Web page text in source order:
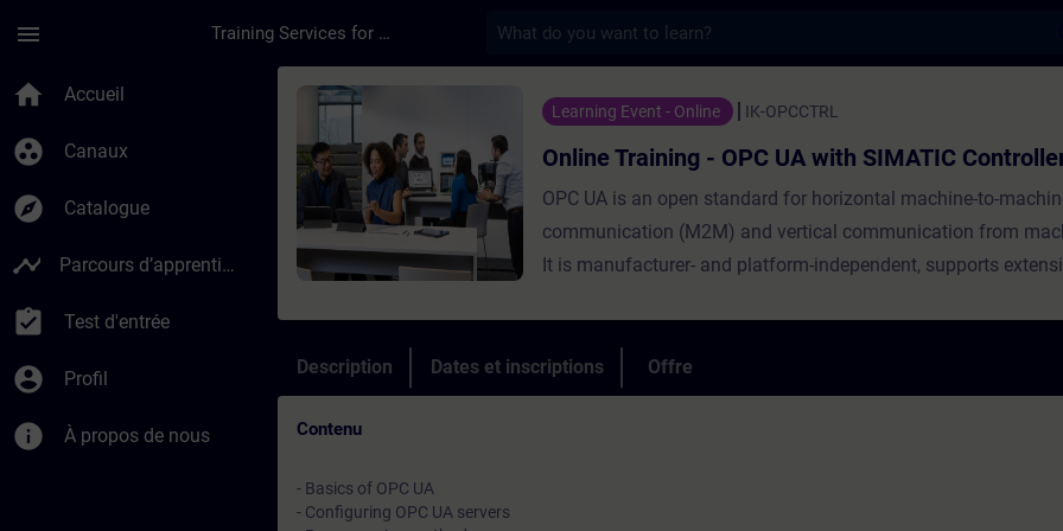
menu Training Services for Digital Industries
home Accueil
group_work Canaux
explore Catalogue
timeline Parcours d’apprentissage
assignment_turned_in Test d'entrée
account_circle Profil
info À propos de nous
Cours - Online Training - OPC UA with SIMATIC Controllers -
Learning Event - Online IK-OPCCTRL
Online Training - OPC UA with SIMATIC
OPC UA is an open standard for horizontal machine-to-
communication (M2M) and vertical communication from
It is manufacturer- and platform-independent, supports
and enables you to use OPC UA with SIMATIC Controllers.
Description Dates et inscriptions Offre
Contenu
- Basics of OPC UA
- Configuring OPC UA servers